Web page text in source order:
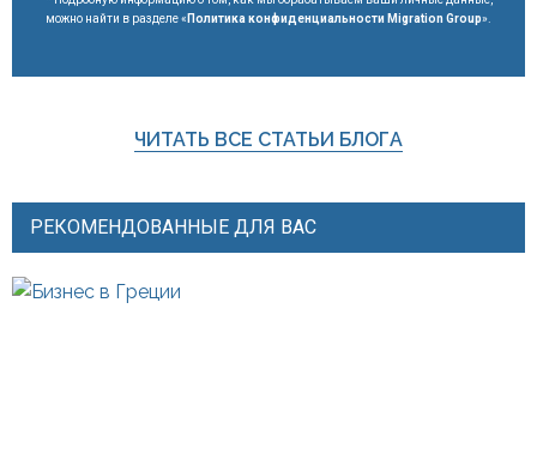
можно найти в разделе « Политика конфиденциальности Migration Group».
ЧИТАТЬ ВСЕ СТАТЬИ БЛОГА
РЕКОМЕНДОВАННЫЕ ДЛЯ ВАС